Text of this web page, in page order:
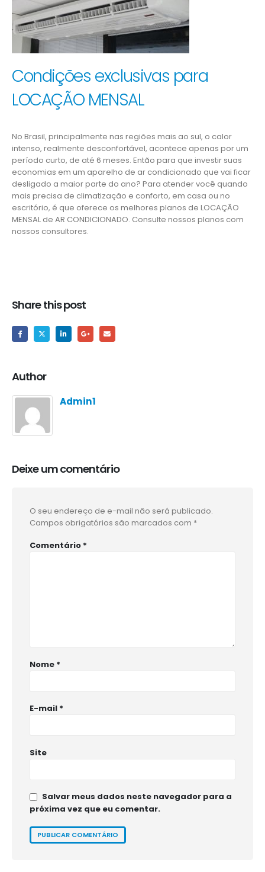
Condições exclusivas para
LOCAÇÃO MENSAL
No Brasil, principalmente nas regiões mais ao sul, o calor
intenso, realmente desconfortável, acontece apenas por um
período curto, de até 6 meses. Então para que investir suas
economias em um aparelho de ar condicionado que vai ficar
desligado a maior parte do ano? Para atender você quando
mais precisa de climatização e conforto, em casa ou no
escritório, é que oferece os melhores planos de LOCAÇÃO
MENSAL de AR CONDICIONADO. Consulte nossos planos com
nossos consultores.
Share this post
Author
Admin1
Deixe um comentário
O seu endereço de e-mail não será publicado.
Campos obrigatórios são marcados com *
Comentário *
Nome *
E-mail *
Site
Salvar meus dados neste navegador para a
próxima vez que eu comentar.